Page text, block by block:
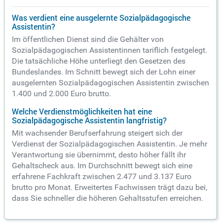
Was verdient eine ausgelernte Sozialpädagogische
Assistentin?
Im öffentlichen Dienst sind die Gehälter von
Sozialpädagogischen Assistentinnen tariflich festgelegt.
Die tatsächliche Höhe unterliegt den Gesetzen des
Bundeslandes. Im Schnitt bewegt sich der Lohn einer
ausgelernten Sozialpädagogischen Assistentin zwischen
1.400 und 2.000 Euro brutto.
Welche Verdienstmöglichkeiten hat eine
Sozialpädagogische Assistentin langfristig?
Mit wachsender Berufserfahrung steigert sich der
Verdienst der Sozialpädagogischen Assistentin. Je mehr
Verantwortung sie übernimmt, desto höher fällt ihr
Gehaltscheck aus. Im Durchschnitt bewegt sich eine
erfahrene Fachkraft zwischen 2.477 und 3.137 Euro
brutto pro Monat. Erweitertes Fachwissen trägt dazu bei,
dass Sie schneller die höheren Gehaltsstufen erreichen.